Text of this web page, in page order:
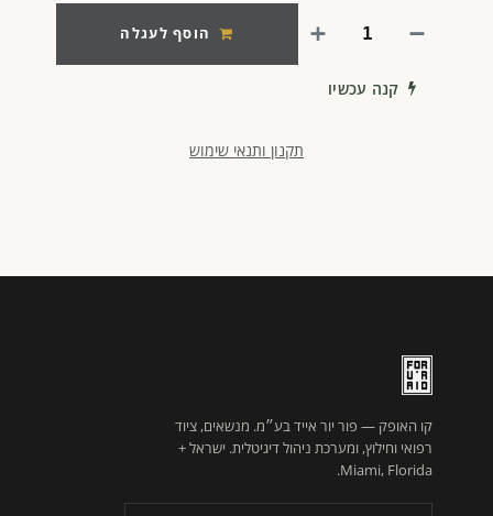
הוסף לעגלה
קנה עכשיו
תקנון ותנאי שימוש
קו האופק — פור יור אייד בע״מ. מנשאים, ציוד
רפואי וחילוץ, ומערכת ניהול דיגיטלית. ישראל +
Miami, Florida.